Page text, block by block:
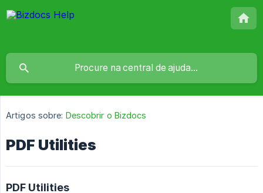
Artigos sobre: Descobrir o Bizdocs
PDF Utilities
PDF Utilities